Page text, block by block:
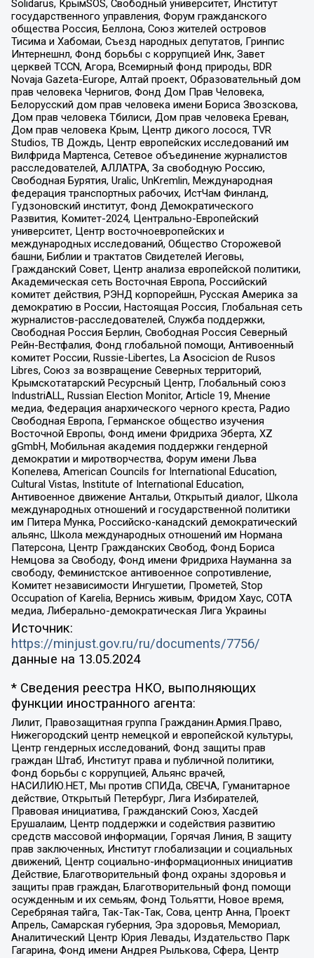
Solidarus, КрымSOS, Свободный университет, Институт
государственного управления, Форум гражданского
общества Россия, Беллона, Союз жителей островов
Тисима и Хабомаи, Съезд народных депутатов, Гринпис
Интернешнл, Фонд борьбы с коррупцией Инк, Завет
церквей TCCN, Агора, Всемирный фонд природы, BDR
Novaja Gazeta-Europe, Алтай проект, Образовательный дом
прав человека Чернигов, Фонд Дом Прав Человека,
Белорусский дом прав человека имени Бориса Звозскова,
Дом прав человека Тбилиси, Дом прав человека Ереван,
Дом прав человека Крым, Центр дикого лосося, TVR
Studios, ТВ Дождь, Центр европейских исследований им
Вилфрида Мартенса, Сетевое объединение журналистов
расследователей, АЛЛАТРА, За свободную Россию,
Свободная Бурятия, Uralic, UnKremlin, Международная
федерация транспортных рабочих, ИстЧам Финланд,
Гудзоновский институт, Фонд Демократического
Развития, Комитет-2024, Центрально-Европейский
университет, Центр восточноевропейских и
международных исследований, Общество Сторожевой
башни, Библии и трактатов Свидетелей Иеговы,
Гражданский Совет, Центр анализа европейской политики,
Академическая сеть Восточная Европа, Российский
комитет действия, РЭНД корпорейшн, Русская Америка за
демократию в России, Настоящая Россия, Глобальная сеть
журналистов-расследователей, Служба поддержки,
Свободная Россия Берлин, Свободная Россия Северный
Рейн-Вестфалия, Фонд глобальной помощи, Антивоенный
комитет России, Russie-Libertes, La Asocicion de Rusos
Libres, Союз за возвращение Северных территорий,
Крымскотатарский Ресурсный Центр, Глобальный союз
IndustriALL, Russian Election Monitor, Article 19, Мнение
медиа, Федерация анархического черного креста, Радио
Свободная Европа, Германское общество изучения
Восточной Европы, Фонд имени Фридриха Эберта, XZ
gGmbH, Мобильная академия поддержки гендерной
демократии и миротворчества, Форум имени Льва
Копелева, American Councils for International Education,
Cultural Vistas, Institute of International Education,
Антивоенное движение Антальи, Открытый диалог, Школа
международных отношений и государственной политики
им Питера Мунка, Российско-канадский демократический
альянс, Школа международных отношений им Нормана
Патерсона, Центр Гражданских Свобод, Фонд Бориса
Немцова за Свободу, Фонд имени Фридриха Науманна за
свободу, Феминистское антивоенное сопротивление,
Комитет независимости Ингушетии, Прометей, Stop
Occupation of Karelia, Вернись живым, Фридом Хаус, СОТА
медиа, Либерально-демократическая Лига Украины
Источник:
https://minjust.gov.ru/ru/documents/7756/
данные на 13.05.2024
* Сведения реестра НКО, выполняющих
функции иностранного агента:
Лилит, Правозащитная группа Гражданин.Армия.Право,
Нижегородский центр немецкой и европейской культуры,
Центр гендерных исследований, Фонд защиты прав
граждан Штаб, Институт права и публичной политики,
Фонд борьбы с коррупцией, Альянс врачей,
НАСИЛИЮ.НЕТ, Мы против СПИДа, СВЕЧА, Гуманитарное
действие, Открытый Петербург, Лига Избирателей,
Правовая инициатива, Гражданский Союз, Хасдей
Ерушалаим, Центр поддержки и содействия развитию
средств массовой информации, Горячая Линия, В защиту
прав заключенных, Институт глобализации и социальных
движений, Центр социально-информационных инициатив
Действие, Благотворительный фонд охраны здоровья и
защиты прав граждан, Благотворительный фонд помощи
осужденным и их семьям, Фонд Тольятти, Новое время,
Серебряная тайга, Так-Так-Так, Сова, центр Анна, Проект
Апрель, Самарская губерния, Эра здоровья, Мемориал,
Аналитический Центр Юрия Левады, Издательство Парк
Гагарина, Фонд имени Андрея Рылькова, Сфера, Центр